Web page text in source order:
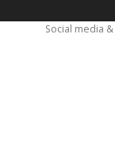
Social media